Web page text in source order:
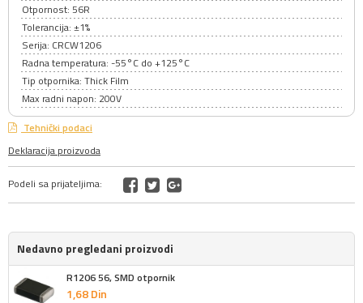
Otpornost: 56R
Tolerancija: ±1%
Serija: CRCW1206
Radna temperatura: -55°C do +125°C
Tip otpornika: Thick Film
Max radni napon: 200V
Tehnički podaci
Deklaracija proizvoda
Podeli sa prijateljima:
Nedavno pregledani proizvodi
R1206 56, SMD otpornik
1,68Din